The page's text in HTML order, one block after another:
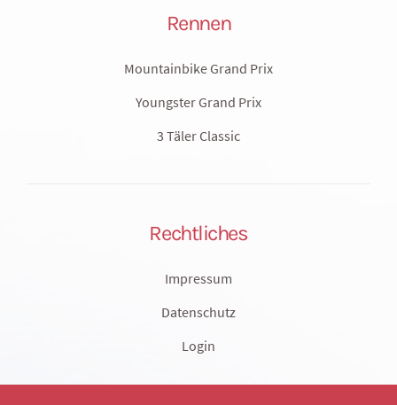
Rennen
Mountainbike Grand Prix
Youngster Grand Prix
3 Täler Classic
Rechtliches
Impressum
Datenschutz
Login